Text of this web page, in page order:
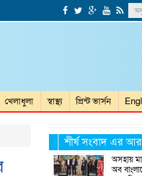
খেলাধুলা স্বাস্থ্য প্রিন্ট ভার্সন
শীর্ষ সংবাদ এর
অসহায়
অব